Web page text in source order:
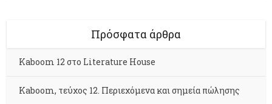
Πρόσφατα άρθρα
Kaboom 12 στο Literature House
Kaboom, τεύχος 12. Περιεχόμενα και σημεία πώλησης